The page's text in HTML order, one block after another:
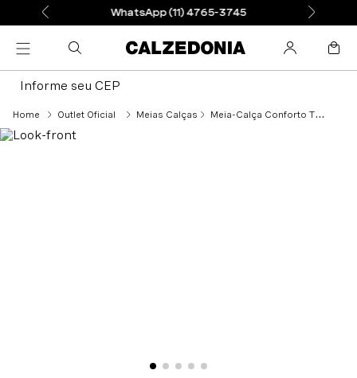
WhatsApp (11) 4765-3745
Informe seu CEP
Outlet Oficial Meias Calças Meia-Calça Conforto Total Fio 30 - Roxo